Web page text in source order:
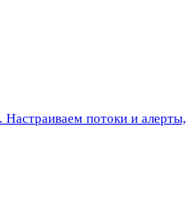
Настраиваем потоки и алерты,